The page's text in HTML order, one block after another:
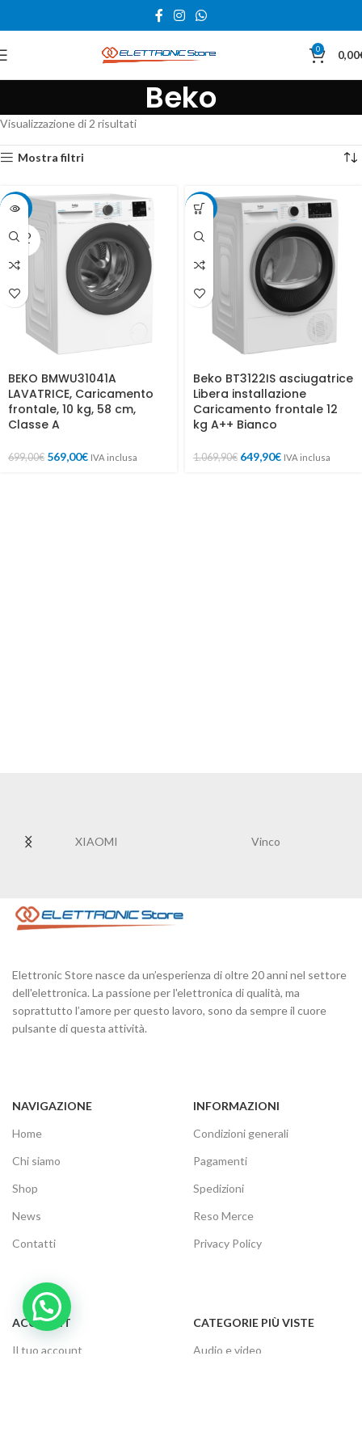
0 0,00
Beko
Visualizzazione di 2 risultati
Mostra filtri
-19%
SOLD
OUT
BEKO BMWU31041A
LAVATRICE, Caricamento
frontale, 10 kg, 58 cm,
Classe A
699,00€ 569,00€ IVA inclusa
-39%
Beko BT3122IS asciugatrice
Libera installazione
Caricamento frontale 12
kg A++ Bianco
1.069,90€ 649,90€ IVA inclusa
XIAOMI Vinco
Elettronic Store nasce da un’esperienza di oltre 20 anni nel settore
dell'elettronica. La passione per l'elettronica di qualità, ma
soprattutto l’amore per questo lavoro, sono da sempre il cuore
pulsante di questa attività.
NAVIGAZIONE
Home
Chi siamo
Shop
News
Contatti
INFORMAZIONI
Condizioni generali
Pagamenti
Spedizioni
Reso Merce
Privacy Policy
ACCOUNT
Il tuo account
CATEGORIE PIÙ VISTE
Audio e video